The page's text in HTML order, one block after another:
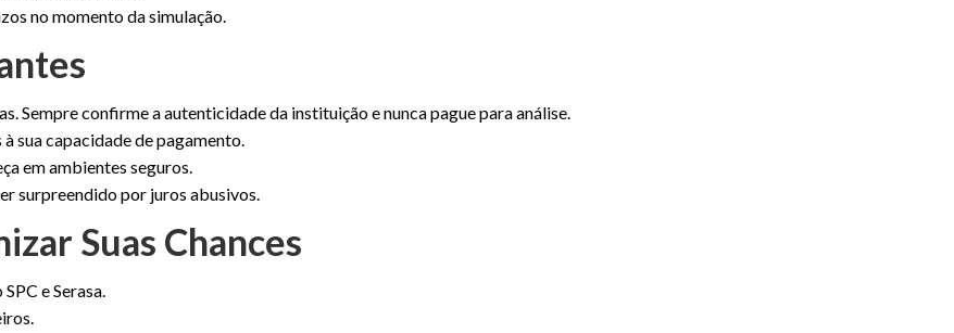
no momento da simulação.
Sempre confirme a autenticidade da instituição e nunca pague para análise.
sua capacidade de pagamento.
em ambientes seguros.
surpreendido por juros abusivos.
Suas Chances
e Serasa.